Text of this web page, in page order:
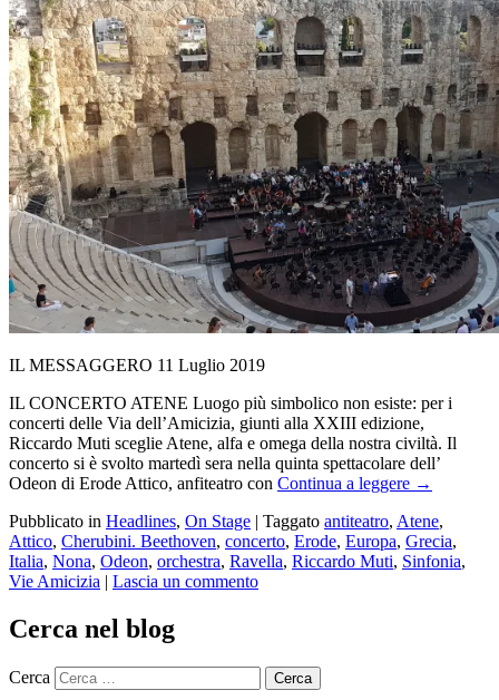
IL MESSAGGERO 11 Luglio 2019
IL CONCERTO ATENE Luogo più simbolico non esiste: per i
concerti delle Via dell’Amicizia, giunti alla XXIII edizione,
Riccardo Muti sceglie Atene, alfa e omega della nostra civiltà. Il
concerto si è svolto martedì sera nella quinta spettacolare dell’
Odeon di Erode Attico, anfiteatro con Continua a leggere →
Pubblicato in Headlines, On Stage | Taggato antiteatro, Atene,
Attico, Cherubini. Beethoven, concerto, Erode, Europa, Grecia,
Italia, Nona, Odeon, orchestra, Ravella, Riccardo Muti, Sinfonia,
Vie Amicizia | Lascia un commento
Cerca nel blog
Cerca